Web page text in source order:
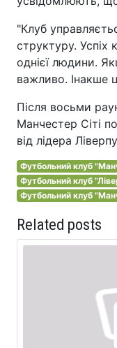
"Клуб
структуру. Успіх
однієї людини.
важливо. Інакше
Після восьми
Манчестер Сіті
від лідера
Футбольний клуб
Футбольний клуб
Футбольний клуб
Related posts